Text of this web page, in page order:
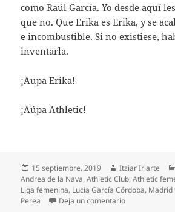
como Raúl García. Yo desde aquí
que no. Que Erika es Erika, y se
e incombustible. Si no existiese,
inventarla.
¡Aupa Erika!
¡Aúpa Athletic!
Publicado
el
15 septiembre, 2019 Autor
Itziar Iriarte
Andrea de la Nava,Athletic Club,Athletic
Liga femenina, Lucía García Córdoba, Madrid
Perea
Deja un comentarioen Erika